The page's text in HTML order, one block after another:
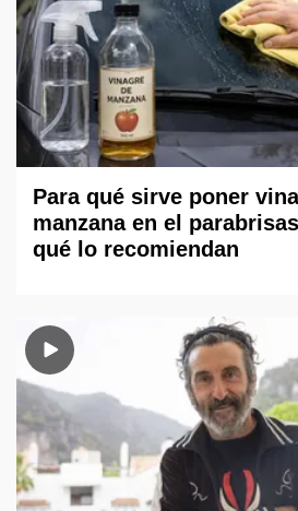
Para qué sirve poner
manzana en el
qué lo recomiendan